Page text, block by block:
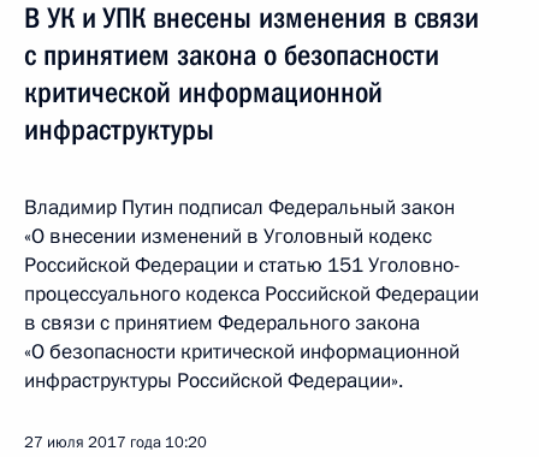
В УК и УПК внесены изменения в связи
с принятием закона о безопасности
критической информационной
инфраструктуры
Владимир Путин подписал Федеральный закон
«О внесении изменений в Уголовный кодекс
Российской Федерации и статью 151 Уголовно-
процессуального кодекса Российской Федерации
в связи с принятием Федерального закона
«О безопасности критической информационной
инфраструктуры Российской Федерации».
27 июля 2017 года 10:20